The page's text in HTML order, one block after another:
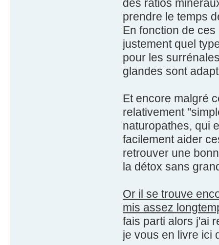
des ratios
prendre le temps
En fonction de
justement quel
pour les
glandes sont
Et encore malgré
relativement
naturopathes, qui
facilement aider
retrouver une
la détox sans
Or il se trouve
mis assez
fais parti alors j'ai
je vous en livre ici